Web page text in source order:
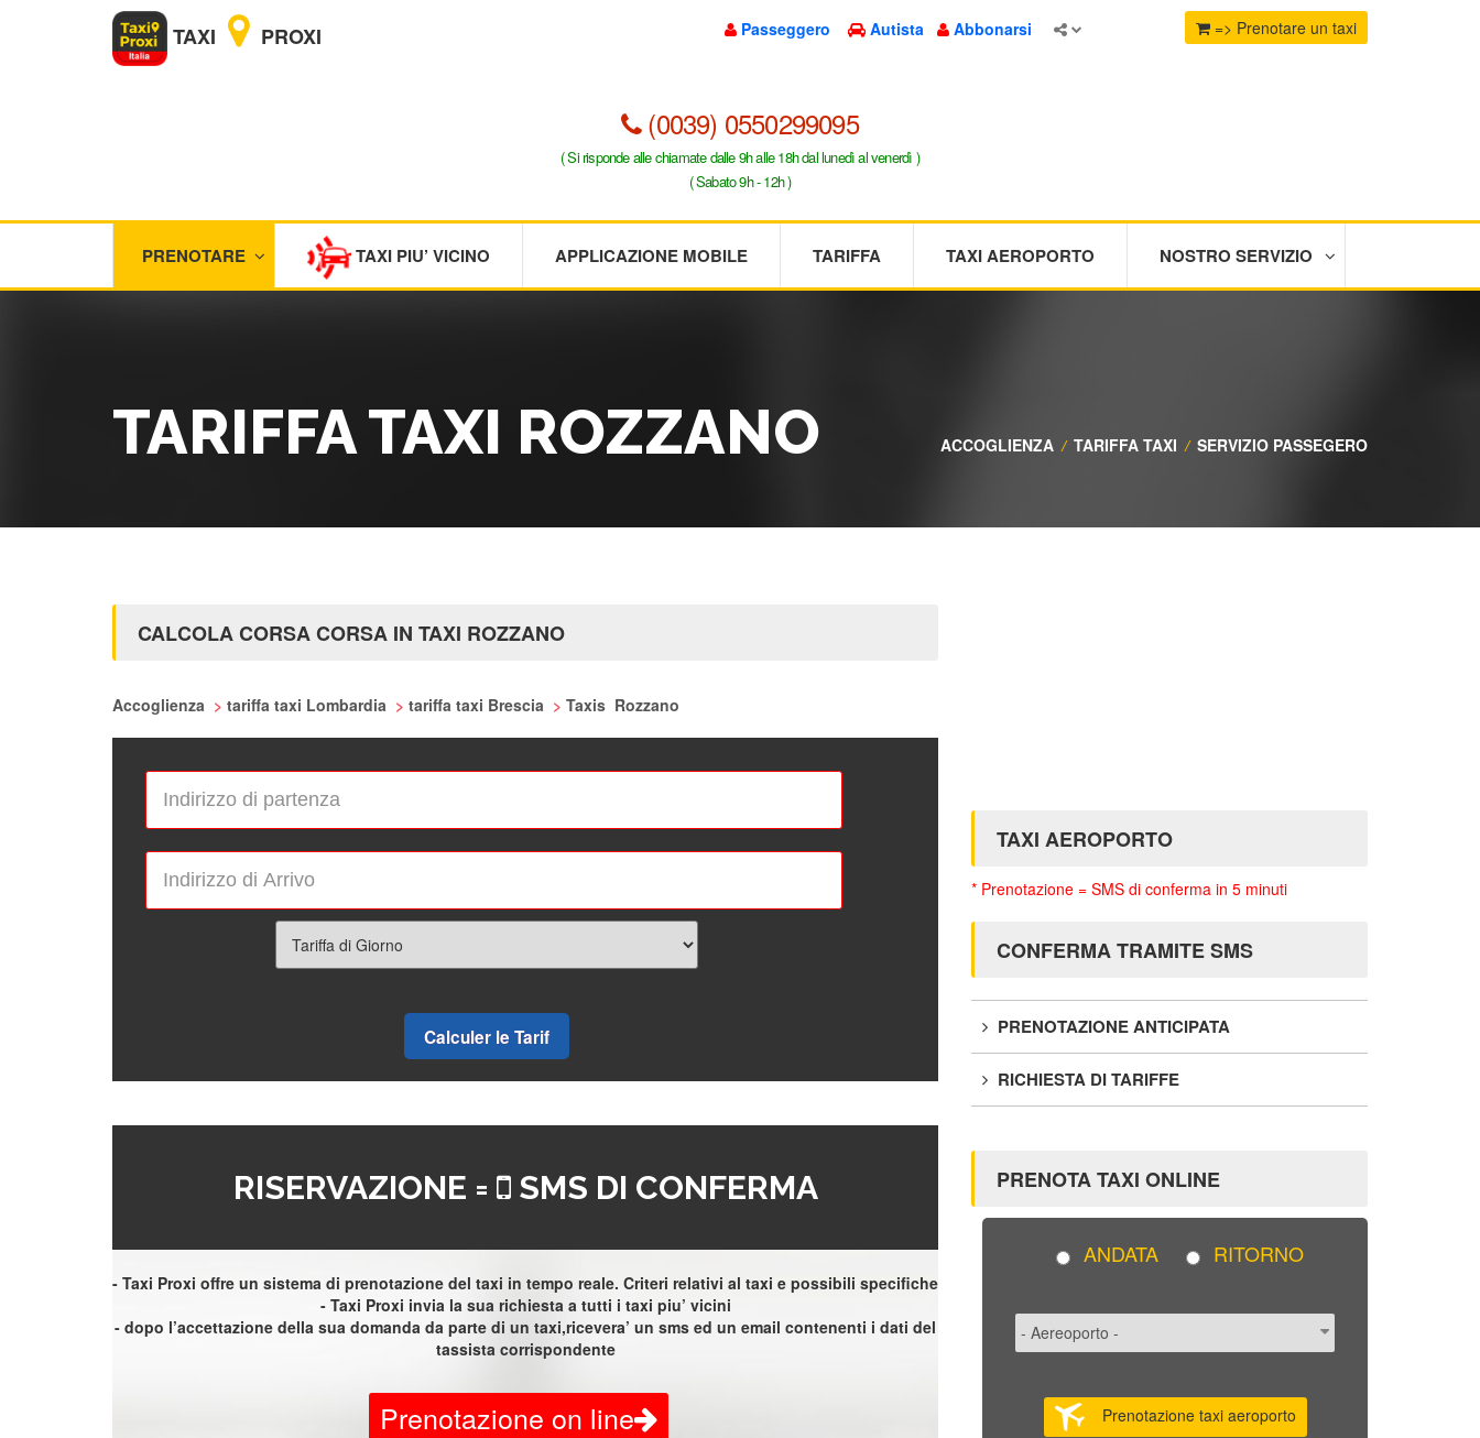
TAXI PROXI Passeggero Autista Abbonarsi => Prenotare un taxi
(0039) 0550299095
( Si risponde alle chiamate dalle 9h alle 18h dal lunedì al venerdì )
( Sabato 9h - 12h )
PRENOTARE TAXI PIU’ VICINO APPLICAZIONE MOBILE TARIFFA TAXI AEROPORTO NOSTRO SERVIZIO
TARIFFA TAXI ROZZANO ACCOGLIENZA / TARIFFA TAXI / SERVIZIO PASSEGERO
CALCOLA CORSA CORSA IN TAXI ROZZANO
Accoglienza > tariffa taxi Lombardia > tariffa taxi Brescia > Taxis Rozzano
Calculer le Tarif
RISERVAZIONE = SMS DI CONFERMA
- Taxi Proxi offre un sistema di prenotazione del taxi in tempo reale. Criteri relativi al taxi e possibili specifiche
- Taxi Proxi invia la sua richiesta a tutti i taxi piu’ vicini
- dopo l’accettazione della sua domanda da parte di un taxi,ricevera’ un sms ed un email contenenti i dati del
tassista corrispondente
Prenotazione on line
TAXI AEROPORTO
* Prenotazione = SMS di conferma in 5 minuti
CONFERMA TRAMITE SMS
PRENOTAZIONE ANTICIPATA
RICHIESTA DI TARIFFE
PRENOTA TAXI ONLINE
ANDATA RITORNO
Prenotazione taxi aeroporto